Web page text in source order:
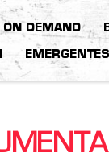
ON DEMAND
EMERGENTES